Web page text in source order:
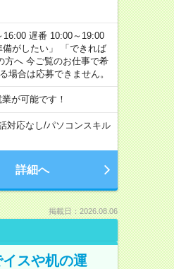
遅番 10:00～19:00
がしたい」 「できれば
へ 今ご覧のお仕事で希
場合は応募できません。
が可能です！
対応なし/パソコンスキル
詳細へ
掲載日：2026.08.06
スや机の運